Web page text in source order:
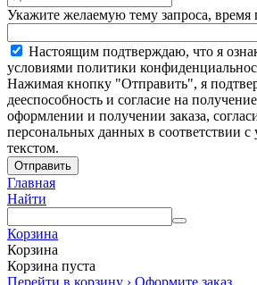
Укажите желаемую тему запроса,
Настоящим подтверждаю, что я
условиями политики
Нажимая кнопку "Отправить", я
дееспособность и согласие на
оформлении и получении заказа,
персональных данных в соответствии с
текстом.
Отправить
Главная
Найти
Корзина
Корзина
Корзина пуста